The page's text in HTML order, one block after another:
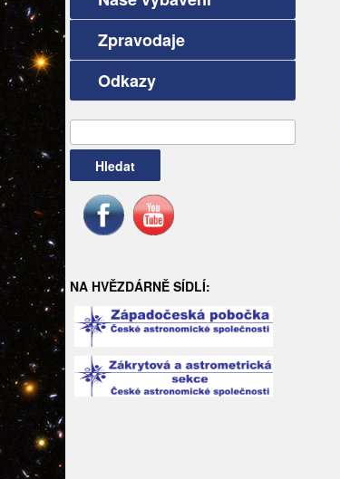
Zpravodaje
Odkazy
NA HVĚZDÁRNĚ SÍDLÍ: